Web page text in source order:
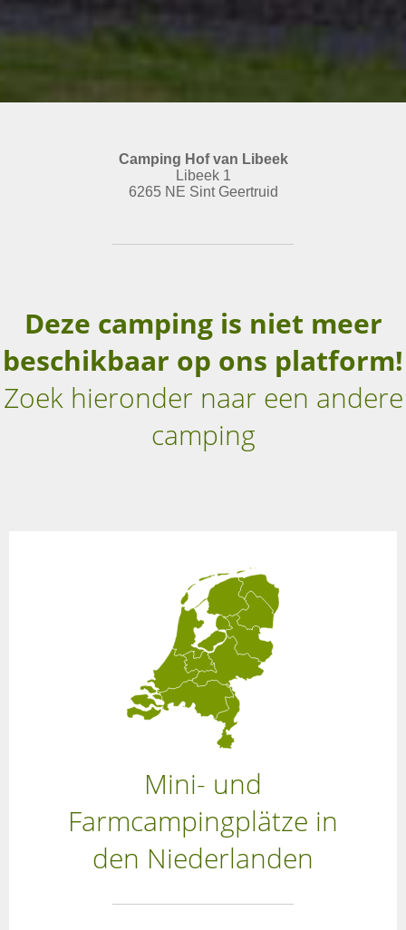
Camping Hof van Libeek
Libeek 1
6265 NE Sint Geertruid
Deze camping is niet meer
beschikbaar op ons platform!
Zoek hieronder naar een andere
camping
Mini- und
Farmcampingplätze in
den Niederlanden